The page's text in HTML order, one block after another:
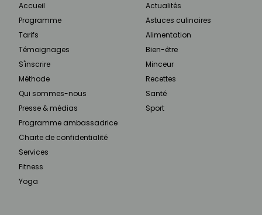
Accueil
Programme
Tarifs
Témoignages
S'inscrire
Méthode
Qui sommes-nous
Presse & médias
Programme ambassadrice
Charte de confidentialité
Services
Fitness
Yoga
Actualités
Astuces culinaires
Alimentation
Bien-être
Minceur
Recettes
Santé
Sport